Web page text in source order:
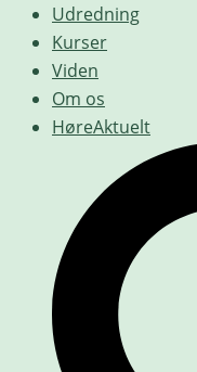
Udredning
Kurser
Viden
Om os
HøreAktuelt